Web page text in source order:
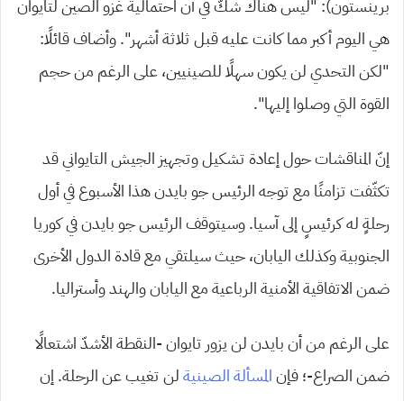
برينستون): “ليس هناك شكٌّ في أن احتمالية غزو الصين لتايوان
هي اليوم أكبر مما كانت عليه قبل ثلاثة أشهر”. وأضاف قائلًا:
“لكن التحدي لن يكون سهلًا للصينيين، على الرغم من حجم
القوة التي وصلوا إليها”.
إنّ المناقشات حول إعادة تشكيل وتجهيز الجيش التايواني قد
تكثّفت تزامنًا مع توجه الرئيس جو بايدن هذا الأسبوع في أول
رحلةٍ له كرئيسٍ إلى آسيا. وسيتوقف الرئيس جو بايدن في كوريا
الجنوبية وكذلك اليابان، حيث سيلتقي مع قادة الدول الأخرى
ضمن الاتفاقية الأمنية الرباعية مع اليابان والهند وأستراليا.
على الرغم من أن بايدن لن يزور تايوان -النقطة الأشدّ اشتعالًا
ضمن الصراع-؛ فإنالمسألة الصينيةلن تغيب عن الرحلة. إن